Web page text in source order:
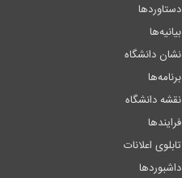
دستاوردها
بیانیه‌ها
نشان دانشگاه
برنامه‌ها
نقشه دانشگاه
فرایندها
تابلوی اعلانات
داشبوردها